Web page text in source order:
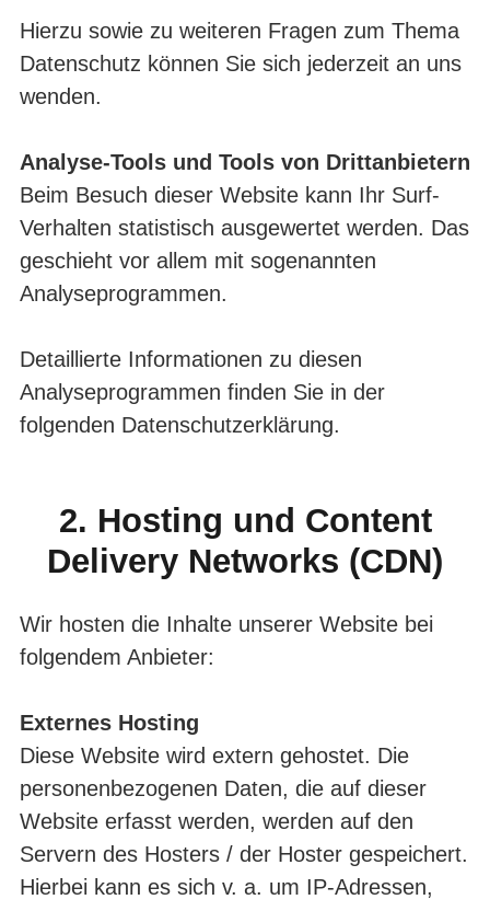
Hierzu sowie zu weiteren Fragen zum Thema
Datenschutz können Sie sich jederzeit an uns
wenden.
Analyse-Tools und Tools von Drittanbietern
Beim Besuch dieser Website kann Ihr Surf-
Verhalten statistisch ausgewertet werden. Das
geschieht vor allem mit sogenannten
Analyseprogrammen.
Detaillierte Informationen zu diesen
Analyseprogrammen finden Sie in der
folgenden Datenschutzerklärung.
2. Hosting und Content
Delivery Networks (CDN)
Wir hosten die Inhalte unserer Website bei
folgendem Anbieter:
Externes Hosting
Diese Website wird extern gehostet. Die
personenbezogenen Daten, die auf dieser
Website erfasst werden, werden auf den
Servern des Hosters / der Hoster gespeichert.
Hierbei kann es sich v. a. um IP-Adressen,